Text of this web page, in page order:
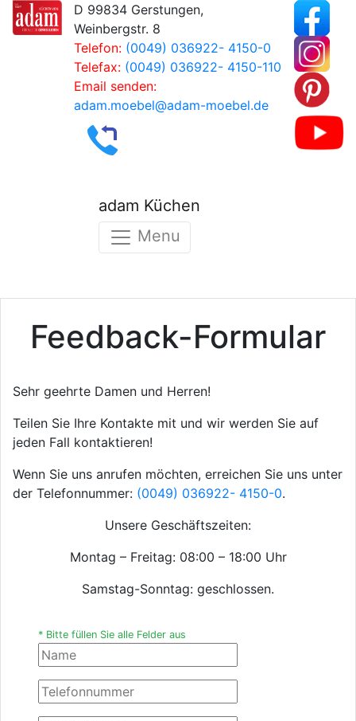
D 99834 Gerstungen,
Weinbergstr. 8
Telefon: (0049) 036922- 4150-0
Telefax: (0049) 036922- 4150-110
Email senden:
adam.moebel@adam-moebel.de
adam Küchen
Menu
Feedback-Formular
Sehr geehrte Damen und Herren!
Teilen Sie Ihre Kontakte mit und wir werden Sie auf
jeden Fall kontaktieren!
Wenn Sie uns anrufen möchten, erreichen Sie uns unter
der Telefonnummer: (0049) 036922- 4150-0.
Unsere Geschäftszeiten:
Montag – Freitag: 08:00 – 18:00 Uhr
Samstag-Sonntag: geschlossen.
* Bitte füllen Sie alle Felder aus